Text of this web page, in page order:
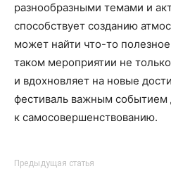
разнообразными темами и
способствует созданию
может найти что-то
таком мероприятии не
и вдохновляет на новые
фестиваль важным событием
к самосовершенствованию.
Предыдущая статья